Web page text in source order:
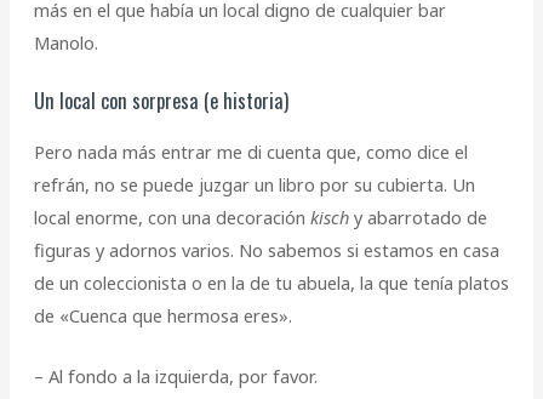
más en el que había un local digno de cualquier bar
Manolo.
Un local con sorpresa (e historia)
Pero nada más entrar me di cuenta que, como dice el
refrán, no se puede juzgar un libro por su cubierta. Un
local enorme, con una decoración kischy abarrotado de
figuras y adornos varios. No sabemos si estamos en casa
de un coleccionista o en la de tu abuela, la que tenía platos
de «Cuenca que hermosa eres».
– Al fondo a la izquierda, por favor.